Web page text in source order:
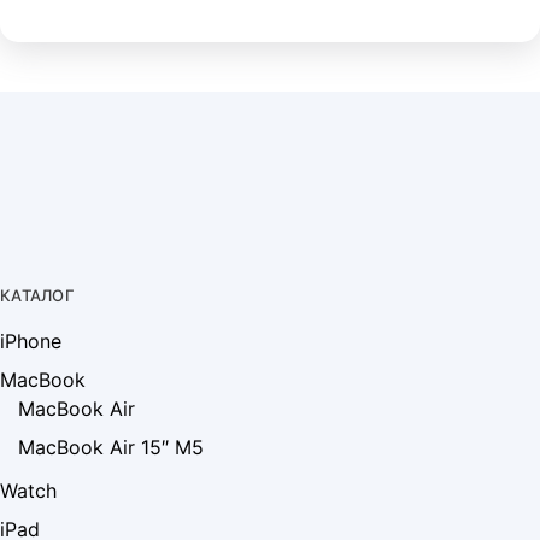
КАТАЛОГ
iPhone
MacBook
MacBook Air
MacBook Air 15″ M5
Watch
iPad